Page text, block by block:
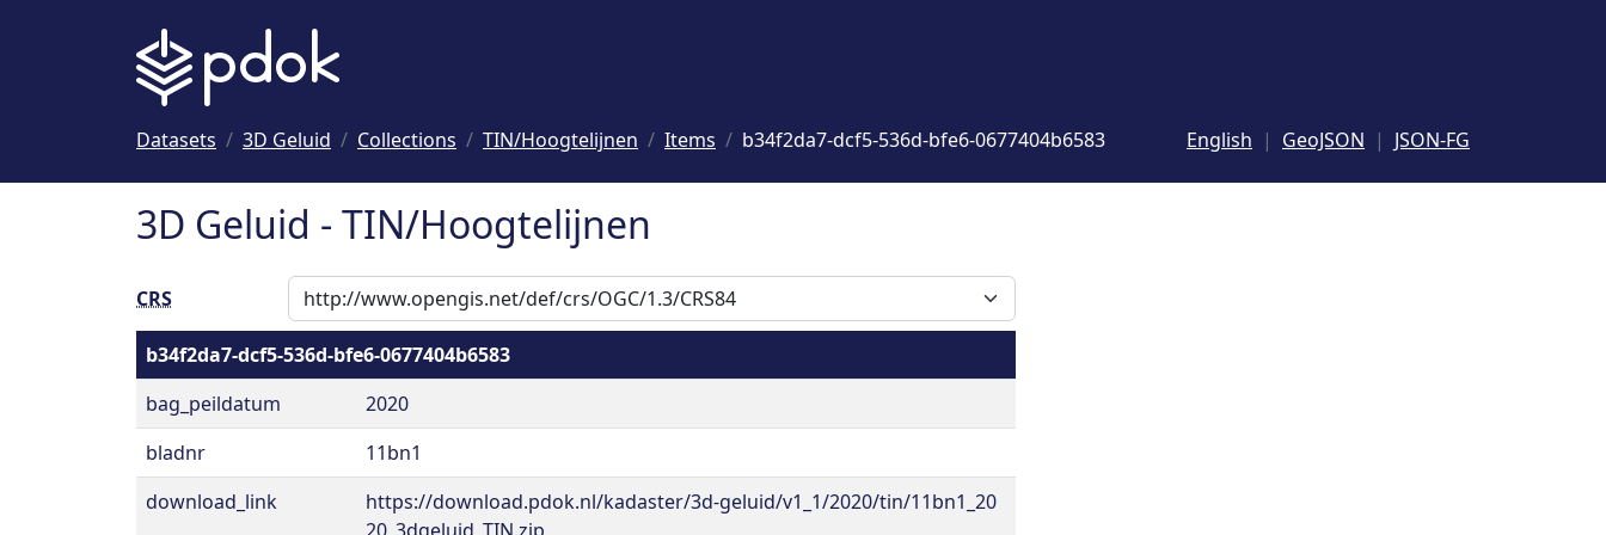
Datasets 3D Geluid Collections TIN/Hoogtelijnen Items b34f2da7-dcf5-536d-bfe6-0677404b6583 English GeoJSON JSON-FG
3D Geluid - TIN/Hoogtelijnen
CRS
b34f2da7-dcf5-536d-bfe6-0677404b6583
bag_peildatum
2020
bladnr
11bn1
download_link
https://download.pdok.nl/kadaster/3d-geluid/v1_1/2020/tin/11bn1_20